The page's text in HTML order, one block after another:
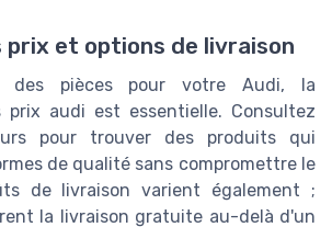
prix et options de livraison
des pièces pour votre Audi, la
prix audi est essentielle. Consultez
pour trouver des produits qui
de qualité sans compromettre le
de livraison varient également ;
la livraison gratuite au-delà d'un